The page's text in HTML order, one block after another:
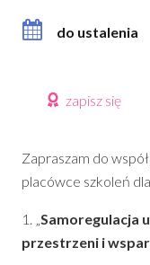
do ustalenia
zapisz się
Zapraszam do
placówce szkoleń
1. „ Samoregulacja
przestrzeni i